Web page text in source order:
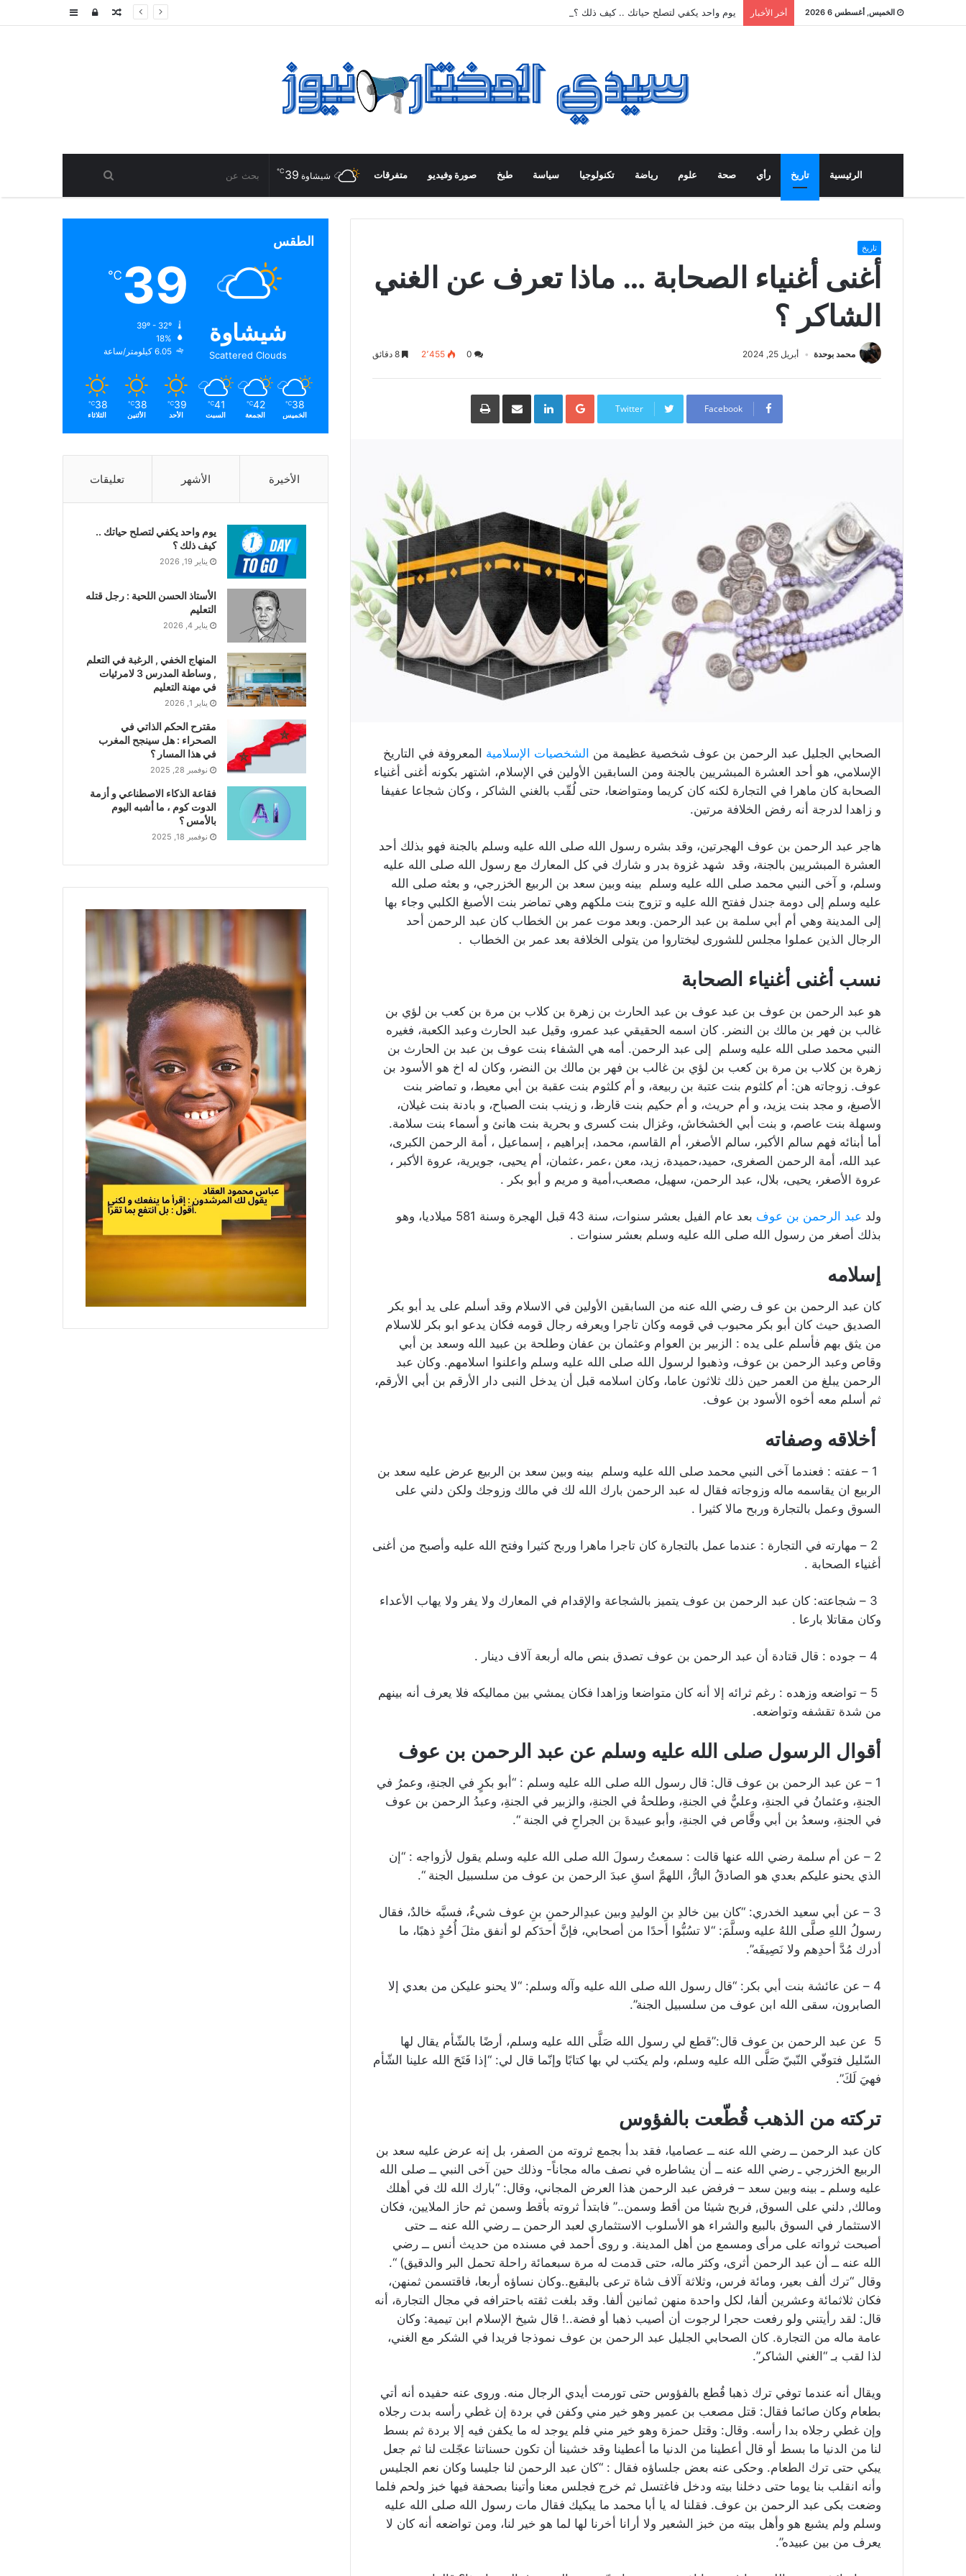
الخميس, أغسطس 6 2026 أخر الأخبار يوم واحد يكفي لتصلح حياتك .. كيف ذلك ؟ إضافةتسجيلمقال
الرئيسية تاريخ رأي صحة علوم رياضة تكنولوجيا سياسة طبخ صورة وفيديو متفرقات شيشاوة 39
℃
تاريخ
أغنى أغنياء الصحابة … ماذا تعرف عن الغني
الشاكر ؟
محمد بوحدة أبريل 25, 2024 2٬455
Facebook
Twitter
Google+
LinkedInمشاركة
البريد
طباعة
الصحابي الجليل عبد الرحمن بن عوف شخصية عظيمة من الشخصيات الإسلامية المعروفة في التاريخ
الإسلامي، هو أحد العشرة المبشريين بالجنة ومن السابقين الأولين في الإسلام، اشتهر بكونه أغنى أغنياء
الصحابة كان ماهرا في التجارة لكنه كان كريما ومتواضعا، حتى لُقّب بالغني الشاكر ، وكان شجاعا عفيفا
و زاهدا لدرجة أنه رفض الخلافة مرتين.
هاجر عبد الرحمن بن عوف الهجرتين، وقد بشره رسول الله صلى الله عليه وسلم بالجنة فهو بذلك أحد
العشرة المبشريين بالجنة، وقد شهد غزوة بدر و شارك في كل المعارك مع رسول الله صلى الله عليه
وسلم، و آخى النبي محمد صلى الله عليه وسلم بينه وبين سعد بن الربيع الخزرجي، و بعثه صلى الله
عليه وسلم إلى دومة جندل ففتح الله عليه و تزوج بنت ملكهم وهي تماضر بنت الأصبغ الكلبي وجاء بها
إلى المدينة وهي أم أبي سلمة بن عبد الرحمن. وبعد موت عمر بن الخطاب كان عبد الرحمن أحد
الرجال الذين عملوا مجلس للشورى ليختاروا من يتولى الخلافة بعد عمر بن الخطاب .
نسب أغنى أغنياء الصحابة
هو عبد الرحمن بن عوف بن عبد عوف بن عبد الحارث بن زهرة بن كلاب بن مرة بن كعب بن لؤي بن
غالب بن فهر بن مالك بن النضر. كان اسمه الحقيقي عبد عمرو، وقيل عبد الحارث وعبد الكعبة، فغيره
النبي محمد صلى الله عليه وسلم إلى عبد الرحمن. أمه هي الشفاء بنت عوف بن عبد بن الحارث بن
زهرة بن كلاب بن مرة بن كعب بن لؤي بن غالب بن فهر بن مالك بن النضر، وكان له اخ هو الأسود بن
عوف. زوجاته هن: أم كلثوم بنت عتبة بن ربيعة، و أم كلثوم بنت عقبة بن أبي معيط، و تماضر بنت
الأصبغ، و مجد بنت يزيد، و أم حريث، و أم حكيم بنت قارظ، و زينب بنت الصباح، و بادنة بنت غيلان،
وسهلة بنت عاصم، و بنت أبي الخشخاش، وغزال بنت كسرى و بحرية بنت هانئ و أسماء بنت سلامة.
أما أبنائه فهم سالم الأكبر، سالم الأصغر، أم القاسم، محمد، إبراهيم ، إسماعيل ، أمة الرحمن الكبرى،
عبد الله، أمة الرحمن الصغرى، حميد،حميدة، زيد، معن ،عمر ،عثمان، أم يحيى، جويرية، عروة الأكبر ،
عروة الأصغر، يحيى، بلال، عبد الرحمن، سهيل، مصعب،أمية و مريم و أبو بكر .
ولد عبد الرحمن بن عوف
بعد عام الفيل بعشر سنوات، سنة 43 قبل الهجرة وسنة 581 ميلاديا، وهو
بذلك أصغر من رسول الله صلى الله عليه وسلم بعشر سنوات .
إسلامه
كان عبد الرحمن بن عو ف رضي الله عنه من السابقين الأولين في الاسلام وقد أسلم على يد أبو بكر
الصديق حيث كان أبو بكر محبوب في قومه وكان تاجرا ويعرفه رجال قومه فكان يدعو ابو بكر للاسلام
من يثق بهم فأسلم على يده : الزبير بن العوام وعثمان بن عفان وطلحة بن عبيد الله وسعد بن أبي
وقاص وعبد الرحمن بن عوف، وذهبوا لرسول الله صلى الله عليه وسلم واعلنوا اسلامهم. وكان عبد
الرحمن يبلغ من العمر حين ذلك ثلاثون عاما، وكان اسلامه قبل أن يدخل النبى دار الأرقم بن أبي الأرقم،
ثم أسلم معه أخوه الأسود بن عوف.
أخلاقه وصفاته
1 – عفته : فعندما آخى النبي محمد صلى الله عليه وسلم بينه وبين سعد بن الربيع عرض عليه سعد بن
الربيع ان يقاسمه ماله وزوجاته فقال له عبد الرحمن بارك الله لك في مالك وزوجك ولكن دلني على
السوق وعمل بالتجارة وربح مالا كثيرا .
2 – مهارته في التجارة : عندما عمل بالتجارة كان تاجرا ماهرا وربح كثيرا وفتح الله عليه وأصبح من أغنى
أغنياء الصحابة .
3 – شجاعته: كان عبد الرحمن بن عوف يتميز بالشجاعة والإقدام في المعارك ولا يفر ولا يهاب الأعداء
وكان مقاتلا بارعا .
5 – تواضعه وزهده : رغم ثرائه إلا أنه كان متواضعا وزاهدا فكان يمشي بين مماليكه فلا يعرف أنه بينهم
من شدة تقشفه وتواضعه.
أقوال الرسول صلى الله عليه وسلم عن عبد الرحمن بن عوف
1 – عن عبد الرحمن بن عوف قال: قال رسول الله صلى الله عليه وسلم : “أبو بكرٍ في الجنةِ، وعمرُ في
الجنةِ، وعثمانُ في الجنةِ، وعليٌّ في الجنةِ، وطلحةُ في الجنةِ، والزبير في الجنةِ، وعبدُ الرحمن بن عوف
في الجنةِ، وسعدُ بن أبي وقَّاص في الجنةِ، وأبو عبيدةَ بن الجراحِ في الجنة “.
2 – عن أم سلمة رضي الله عنها قالت : سمعتُ رسولَ الله صلى الله عليه وسلم يقول لأزواجه : “إن
الذي يحنو عليكم بعدي هو الصادقُ البارُّ، اللهمَّ اسقِ عبدَ الرحمن بن عوف من سلسبيل الجنة “.
3 – عن أبي سعيد الخدري: “كان بين خالدِ بنِ الوليدِ وبين عبدِالرحمنِ بنِ عوف شيءٌ، فسبَّه خالدٌ، فقال
رسولُ اللهِ صلَّى اللهُ عليه وسلَّمَ: “لا تسُبُّوا أحدًا من أصحابي، فإنَّ أحدَكم لو أنفق مثلَ أُحُدٍ ذهبًا، ما
أدرك مُدَّ أحدِهم ولا نَصِيفَه”.
4 – عن عائشة بنت أبي بكر: “قال رسول الله صلى الله عليه وآله وسلم: “لا يحنو عليكن من بعدي إلا
الصابرون، سقى الله ابن عوف من سلسبيل الجنة”.
5 عن عبد الرحمن بن عوف قال:”قطع لي رسول الله صَلَّى الله عليه وسلم، أرضًا بالشّأم يقال لها
السّليل فتوفّي النّبيّ صَلَّى الله عليه وسلم، ولم يكتب لي بها كتابًا وإنّما قال لي: “إذا فَتَحَ الله علينا الشّأم
فهيَ لَكَ”.
تركته من الذهب قُطّعت بالفؤوس
كان عبد الرحمن ــ رضي الله عنه ــ عصاميا، فقد بدأ بجمع ثروته من الصفر، بل إنه عرض عليه سعد بن
الربيع الخزرجي ـ رضي الله عنه ــ أن يشاطره في نصف ماله مجاناً- وذلك حين آخى النبي ــ صلى الله
عليه وسلم ـ بينه وبين سعد – فرفض عبد الرحمن هذا العرض المجاني، وقال: “بارك الله لك في أهلك
ومالك, دلني على السوق, فربح شيئا من أقط وسمن..” فابتدأ ثروته بأقط وسمن ثم حاز الملايين، فكان
الاستثمار في السوق بالبيع والشراء هو الأسلوب الاستثماري لعبد الرحمن ــ رضي الله عنه ــ حتى
أصبحت ثرواته على مرأى ومسمع من أهل المدينة. و روى أحمد في مسنده من حديث أنس ــ رضي
الله عنه ــ أن عبد الرحمن أثرى، وكثر ماله، حتى قدمت له مرة سبعمائة راحلة تحمل البر والدقيق) “.
وقال “ترك ألف بعير، ومائة فرس، وثلاثة آلاف شاة ترعى بالبقيع..وكان نساؤه أربعا، فاقتسمن ثمنهن،
فكان ثلاثمائة وعشرين ألفا، لكل واحدة منهن ثمانين ألفا. وقد بلغت ثقته باحترافه في مجال التجارة، أنه
قال: لقد رأيتني ولو رفعت حجرا لرجوت أن أصيب ذهبا أو فضة..! قال شيخ الإسلام ابن تيمية: وكان
عامة ماله من التجارة. كان الصحابي الجليل عبد الرحمن بن عوف نموذجا فريدا في الشكر مع الغني،
لذا لقب بـ “الغني الشاكر”.
ويقال أنه عندما توفي ترك ذهبا قُطع بالفؤوس حتى تورمت أيدي الرجال منه. وروى عنه حفيده أنه أتي
بطعام وكان صائما فقال: قتل مصعب بن عمير وهو خير مني وكفن في بردة إن غطي رأسه بدت رجلاه
وإن غطي رجلاه بدا رأسه. وقال: وقتل حمزة وهو خير مني فلم يوجد له ما يكفن فيه إلا بردة ثم بسط
لنا من الدنيا ما بسط أو قال أعطينا من الدنيا ما أعطينا وقد خشينا أن تكون حسناتنا عجّلت لنا ثم جعل
يبكي حتى ترك الطعام. وحكى عنه بعض جلساؤه فقال : “كان عبد الرحمن لنا جليسا وكان نعم الجليس
وأنه انقلب بنا يوما حتى دخلنا بيته ودخل فاغتسل ثم خرج فجلس معنا وأتينا بصحفة فيها خبز ولحم فلما
وضعت بكى عبد الرحمن بن عوف. فقلنا له يا أبا محمد ما يبكيك فقال مات رسول الله صلى الله عليه
وسلم ولم يشبع هو وأهل بيته من خبز الشعير ولا أرانا أخرنا لها لما هو خير لنا، ومن تواضعه أنه كان لا
يعرف من بين عبيده”.
الطقس
شيشاوة
Scattered Clouds
39
℃
الرطوبة:
الرياح:
38
℃
الخميس
42
℃
الجمعة
41
℃
السبت
39
℃
الأحد
38
℃
الأثنين
38
℃
الثلاثاء
الأخيرة الأشهر تعليقات
يوم واحد يكفي لتصلح حياتك ..
كيف ذلك ؟
يناير 19, 2026
الأستاذ الحسن اللحية : رجل قتله
التعليم
يناير 4, 2026
المنهاج الخفي , الرغبة في التعلم
, وساطة المدرس 3 لامرئيات
في مهنة التعليم
يناير 1, 2026
مقترح الحكم الذاتي في
الصحراء : هل سينجح المغرب
في هذا المسار ؟
نوفمبر 28, 2025
فقاعة الذكاء الاصطناعي و أزمة
الدوت كوم ، ما أشبه اليوم
بالأمس ؟
نوفمبر 18, 2025